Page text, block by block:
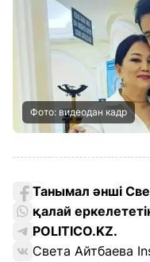
Фото: видеодан кадр
Танымал әнші
қалай
POLITICO.KZ.
Света Айтбаева